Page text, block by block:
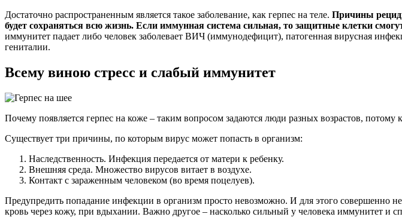
Достаточно распространенным является такое заболевание, как герпес на теле. Причины
будет сохраняться всю жизнь. Если иммунная система сильная, то защитные клетки
иммунитет падает либо человек заболевает ВИЧ (иммунодефицит), патогенная вирусная
гениталии.
Всему виною стресс и слабый иммунитет
Почему появляется герпес на коже – таким вопросом задаются люди разных возрастов,
Существует три причины, по которым вирус может попасть в организм:
Наследственность. Инфекция передается от матери к ребенку.
Внешняя среда. Множество вирусов витает в воздухе.
Контакт с зараженным человеком (во время поцелуев).
Предупредить попадание инфекции в организм просто невозможно. И для этого совершенно
кровь через кожу, при вдыхании. Важно другое – насколько сильный у человека иммунитет и